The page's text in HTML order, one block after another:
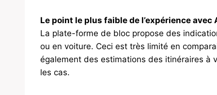
Le point le plus faible de l’expérience
La plate-forme de bloc propose des
ou en voiture. Ceci est très limité en
également des estimations des itinéraires à
les cas.